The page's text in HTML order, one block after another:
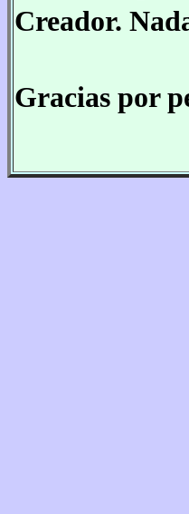
Creador.
Gracias por